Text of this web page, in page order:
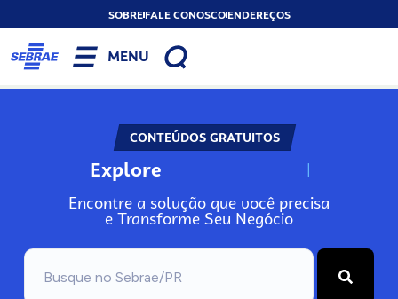
SOBREFALE CONOSCOENDEREÇOS
MENU
CONTEÚDOS GRATUITOS
Explore N
Encontre a solução que você precisa
e Transforme Seu Negócio